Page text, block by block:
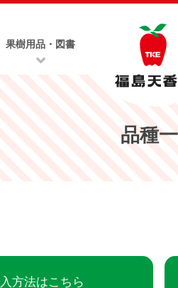
果樹用品・図書
品種
方法はこちら